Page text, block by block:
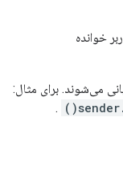
خوانده
می‌شوند. برای مثال:
.